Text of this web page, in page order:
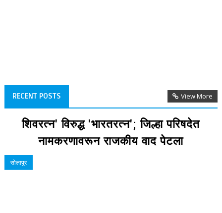
RECENT POSTS View More
शिवरत्न' विरुद्ध 'भारतरत्न'; जिल्हा परिषदेत
नामकरणावरून राजकीय वाद पेटला
सोलापूर